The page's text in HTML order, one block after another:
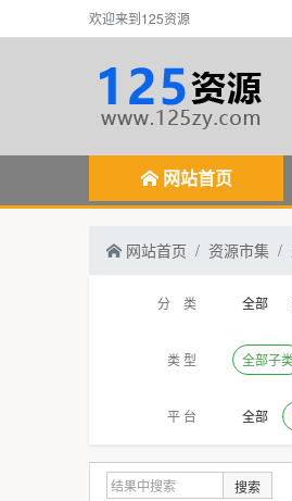
欢迎来到125资源
网站首页
网站首页 资源市集
分 类 全部
类 型 全部子
平 台 全部
搜索